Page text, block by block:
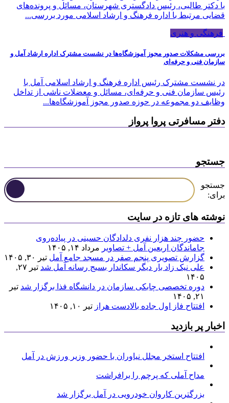
با دکتر طالبی، رئیس دادگستری شهرستان، مسائل و پرونده‌های
قضایی مرتبط با اداره فرهنگ و ارشاد اسلامی مورد بررسی...
فرهنگی و هنری
بررسی مشکلات صدور مجوز آموزشگاه‌ها در نشست مشترک اداره ارشاد آمل و
سازمان فنی‌ و حرفه‌ای
در نشست مشترک رئیس اداره فرهنگ و ارشاد اسلامی آمل با
رئیس سازمان فنی و حرفه‌ای، مسائل و معضلات ناشی از تداخل
وظایف دو مجموعه در حوزه صدور مجوز آموزشگاه‌ها...
دفتر مسافرتی پروا پرواز
جستجو
جستجو
برای:
نوشته های تازه در سایت
حضور چند هزار نفری دلدادگان حسینی در پیاده‌روی
جاماندگان اربعین آمل + تصاویر مرداد ۱۴, ۱۴۰۵
گزارش تصویری پنجم صفر در مسجد جامع آمل تیر ۳۰, ۱۴۰۵
علی نیک زاد بار دیگر سکاندار بسیج رسانه آمل شد
تیر ۲۷,
۱۴۰۵
دوره تخصصی چابکی سازمان در دانشگاه فذا برگزار شد تیر
۲۱, ۱۴۰۵
افتتاح فاز اول جاده بالادست هراز تیر ۱۰, ۱۴۰۵
اخبار پر بازدید
افتتاح استخر مجلل نیاوران با حضور وزیر ورزش در آمل
مداح آملی که پرچم را برافراشت
بزرگترین کاروان خودرویی در آمل برگزار شد